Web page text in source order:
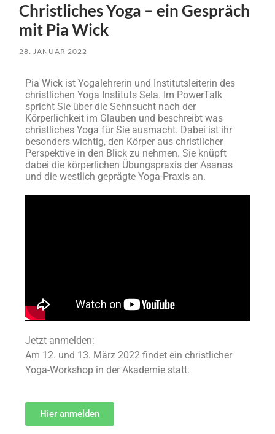
Christliches Yoga – ein Gespräch
mit Pia Wick
28. JANUAR 2022
Pia Wick ist Yogalehrerin und Institutsleiterin des
christlichen Yoga Instituts Sela. Im PowerTalk
spricht Sie über die Sehnsucht nach der
Körperlichkeit im Glauben und beschreibt was
christliches Yoga für Sie ausmacht. Dabei ist ihr
besonders wichtig, den Körper aus christlicher
Perspektive in den Blick zu nehmen. Sie knüpft
dabei die körperlichen Übungspraxis der Asanas
und die westlich geprägte Yoga-Praxis an.
Jetzt anmelden:
Am 12. und 13. März 2022 findet ein christlicher
Yoga-Workshop in der Akademie statt.
Hier anmelden